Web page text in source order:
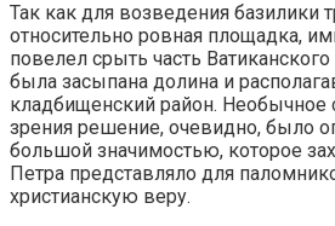
Так как для возведения базилики
относительно ровная площадка,
повелел срыть часть
была засыпана долина и
кладбищенский район. Необычное
зрения решение, очевидно, было
большой значимостью, которое
Петра представляло для
христианскую веру.